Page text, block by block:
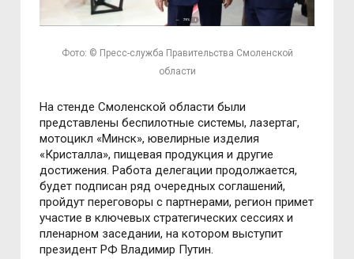
Фото: © Пресс-служба Правительства Смоленской
области
На стенде Смоленской области были
представлены беспилотные системы, лазертаг,
мотоцикл «Минск», ювелирные изделия
«Кристалла», пищевая продукция и другие
достижения. Работа делегации продолжается,
будет подписан ряд очередных соглашений,
пройдут переговоры с партнерами, регион примет
участие в ключевых стратегических сессиях и
пленарном заседании, на котором выступит
президент РФ Владимир Путин.